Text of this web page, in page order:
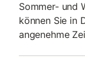
Sommer- und
können Sie in
angenehme